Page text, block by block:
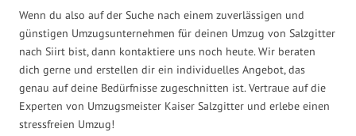
Wenn du also auf der Suche nach einem zuverlässigen und
günstigen Umzugsunternehmen für deinen Umzug von Salzgitter
nach Siirt bist, dann kontaktiere uns noch heute. Wir beraten
dich gerne und erstellen dir ein individuelles Angebot, das
genau auf deine Bedürfnisse zugeschnitten ist. Vertraue auf die
Experten von Umzugsmeister Kaiser Salzgitter und erlebe einen
stressfreien Umzug!